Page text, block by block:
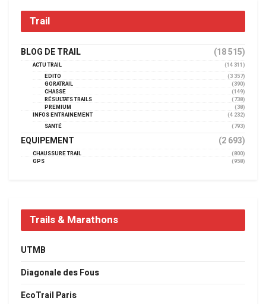
Trail
BLOG DE TRAIL (18 515)
ACTU TRAIL
(14 311)
EDITO
(3 357)
GORATRAIL
(390)
CHASSE
(149)
RÉSULTATS TRAILS
(738)
PREMIUM
(38)
INFOS ENTRAINEMENT
(4 232)
SANTÉ
(793)
EQUIPEMENT (2 693)
CHAUSSURE TRAIL
(800)
GPS
(958)
Trails & Marathons
UTMB
Diagonale des Fous
EcoTrail Paris